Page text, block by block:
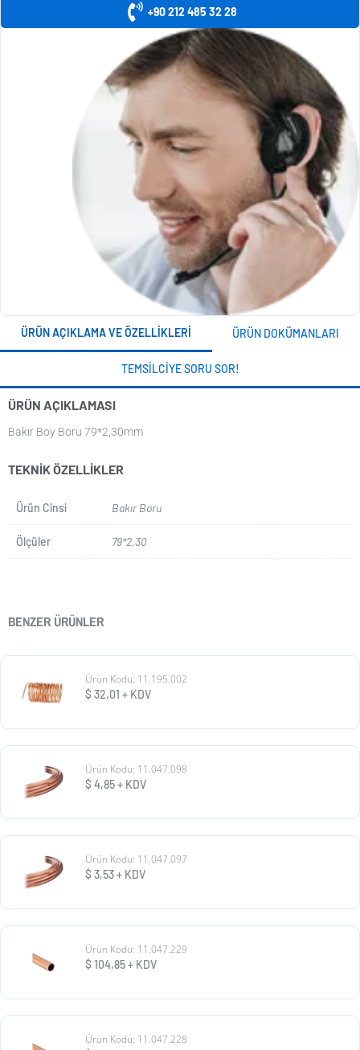
+90 212 485 32 28
ÜRÜN AÇIKLAMA VE ÖZELLIKLERI ÜRÜN DOKÜMANLARI
TEMSILCIYE SORU SOR!
ÜRÜN AÇIKLAMASI
Bakır Boy Boru 79*2,30mm
TEKNIK ÖZELLIKLER
Ürün Cinsi Bakır Boru
Ölçüler 79*2,30
BENZER ÜRÜNLER
Ürün Kodu: 11.195.002
$ 32,01 + KDV
Ürün Kodu: 11.047.098
$ 4,85+ KDV
Ürün Kodu: 11.047.097
$ 3,53+ KDV
Ürün Kodu: 11.047.229
$ 104,85+ KDV
Ürün Kodu: 11.047.228